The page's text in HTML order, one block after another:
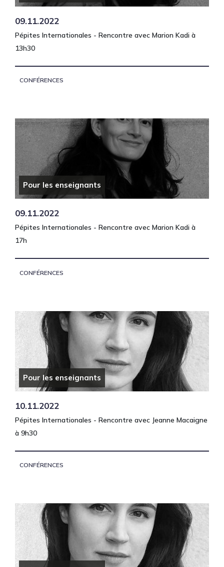
09.11.2022
Pépites Internationales - Rencontre avec Marion Kadi à
13h30
CONFÉRENCES
Pour les enseignants
09.11.2022
Pépites Internationales - Rencontre avec Marion Kadi à
17h
CONFÉRENCES
Pour les enseignants
10.11.2022
Pépites Internationales - Rencontre avec Jeanne Macaigne
à 9h30
CONFÉRENCES